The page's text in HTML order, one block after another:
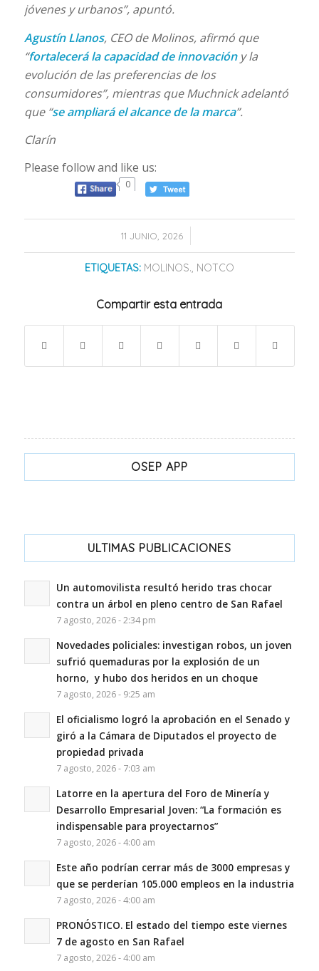
jóvenes y urbanos”, apuntó.
Agustín Llanos, CEO de Molinos, afirmó que
“fortalecerá la capacidad de innovacióny la
evolución de las preferencias de los
consumidores”, mientras que Muchnick adelantó
que “se ampliará el alcance de la marca”.
Clarín
Please follow and like us:
0
11 JUNIO, 2026
/
ETIQUETAS: MOLINOS., NOTCO
Compartir esta entrada
OSEP APP
ULTIMAS PUBLICACIONES
Un automovilista resultó herido tras chocar
contra un árbol en pleno centro de San Rafael
7 agosto, 2026 - 2:34 pm
Novedades policiales: investigan robos, un joven
sufrió quemaduras por la explosión de un
horno, y hubo dos heridos en un choque
7 agosto, 2026 - 9:25 am
El oficialismo logró la aprobación en el Senado y
giró a la Cámara de Diputados el proyecto de
propiedad privada
7 agosto, 2026 - 7:03 am
Latorre en la apertura del Foro de Minería y
Desarrollo Empresarial Joven: “La formación es
indispensable para proyectarnos”
7 agosto, 2026 - 4:00 am
Este año podrían cerrar más de 3000 empresas y
que se perderían 105.000 empleos en la industria
7 agosto, 2026 - 4:00 am
PRONÓSTICO. El estado del tiempo este viernes
7 de agosto en San Rafael
7 agosto, 2026 - 4:00 am